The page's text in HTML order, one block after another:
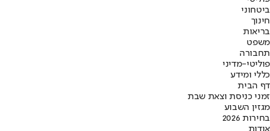
ביטחוני
חינוך
בריאות
משפט
תחבורה
פוליטי-מדיני
כללי ומידע
דף הבית
זמני כניסת וצאת שבת
מגזין השבוע
בחירות 2026